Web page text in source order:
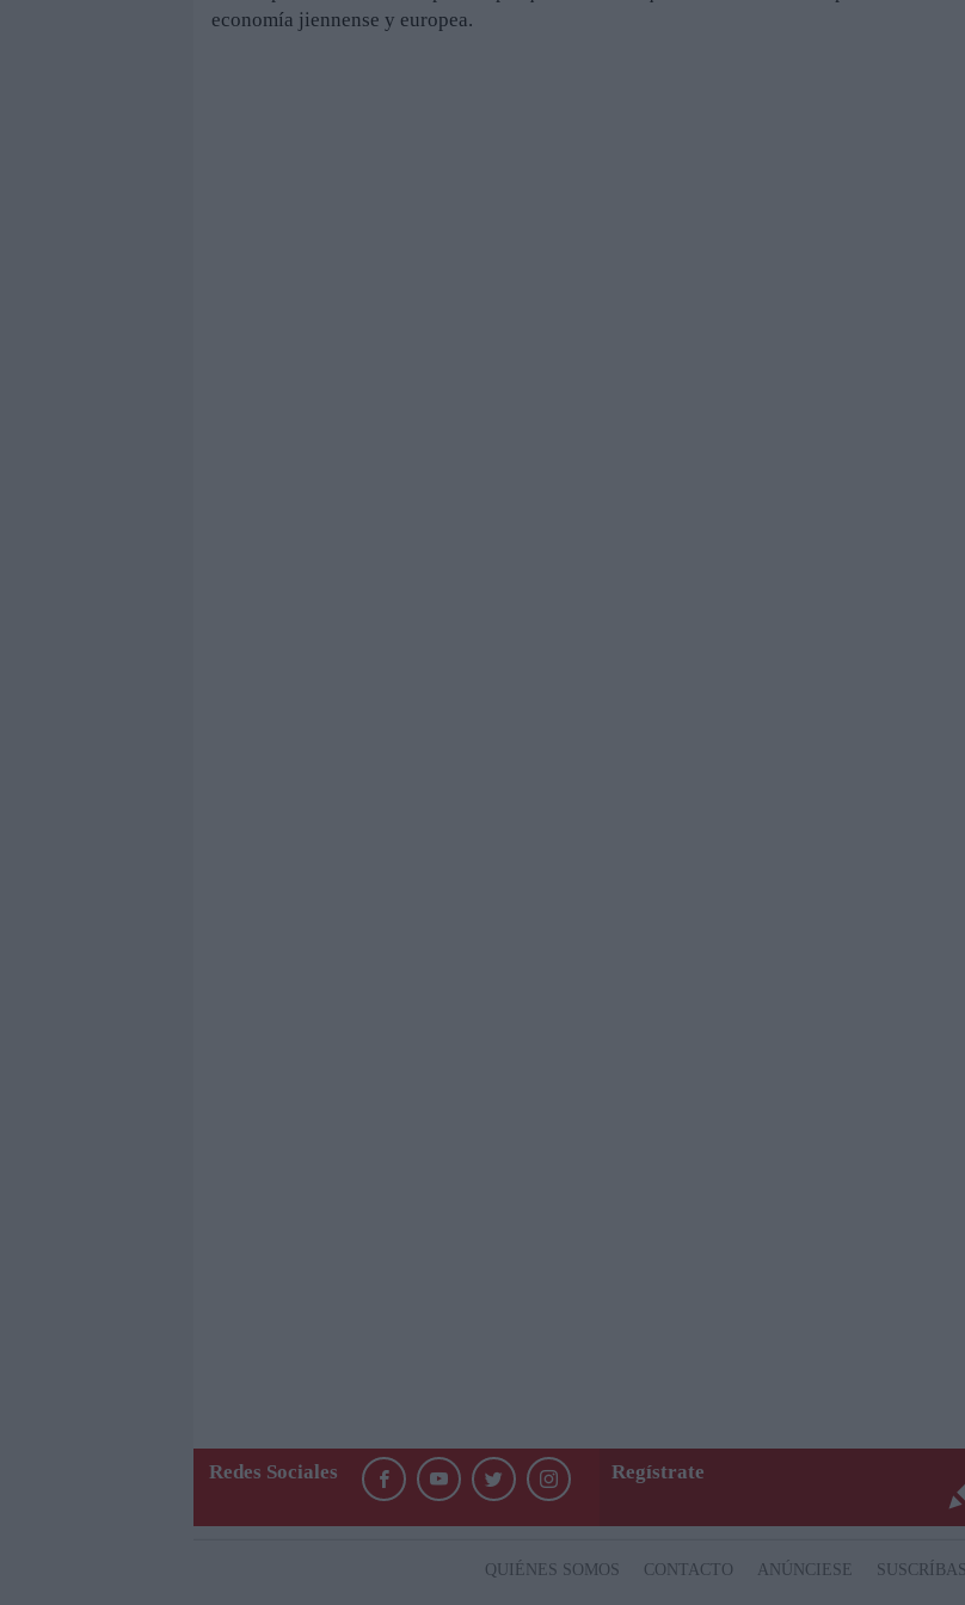
economía jiennense y europea.
Redes Sociales Regístrate
QUIÉNES SOMOS CONTACTO ANÚNCIESE